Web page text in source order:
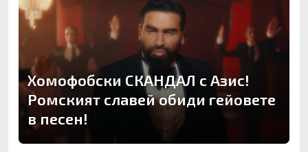
Хомофобски СКАНДАЛ с Азис!
Ромският славей обиди гейовете
в песен!